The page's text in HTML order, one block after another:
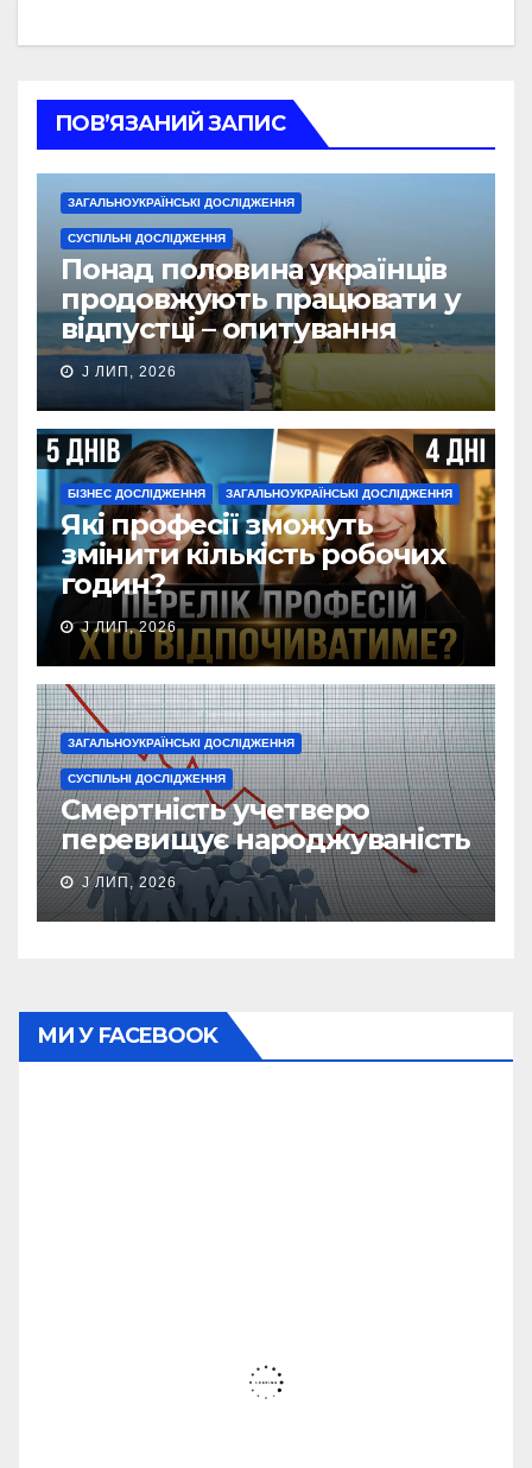
ПОВ’ЯЗАНИЙ ЗАПИС
ЗАГАЛЬНОУКРАЇНСЬКІ ДОСЛІДЖЕННЯ
СУСПІЛЬНІ ДОСЛІДЖЕННЯ
Понад половина українців
продовжують працювати у
відпустці – опитування
J ЛИП, 2026
БІЗНЕС ДОСЛІДЖЕННЯ ЗАГАЛЬНОУКРАЇНСЬКІ ДОСЛІДЖЕННЯ
Які професії зможуть
змінити кількість робочих
годин?
J ЛИП, 2026
ЗАГАЛЬНОУКРАЇНСЬКІ ДОСЛІДЖЕННЯ
СУСПІЛЬНІ ДОСЛІДЖЕННЯ
Смертність учетверо
перевищує народжуваність
J ЛИП, 2026
МИ У FACEBOOK